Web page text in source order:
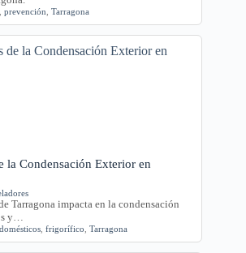
prevención Tarragona
la Condensación Exterior en
Tarragona impacta en la condensación
y…
frigorífico Tarragona